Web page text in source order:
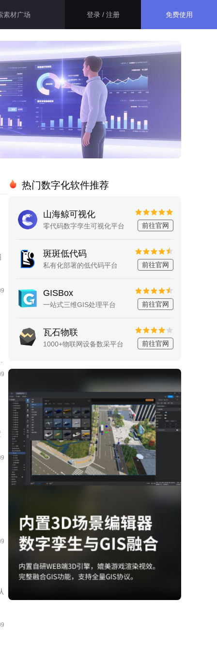
及以上版本）
入和数据处理
生态应用
GISBox
一站式三维 GIS 处理工具
斑斑低代码
完全免费的低代码平台
一站式物联网设备数据采集转发平台
轻装3D
模型轻量化处理工具
智慧医院解决方案
大屏运用了指标卡、折线图、百
分比图等组件，展示了智慧医院
资源管理和安防的相关信息，最
终得出此智慧医院综合管理平
台。
智慧医保解决方案
本系统主要面向医保管理部门，
通过数字孪生技术， 将二维数据
与三维GIS空间数据相结合，不
智慧校园解决方案
地整合了校园内各个系统的数据
源，将校园运维数据、IOT设备
数据与三维校园空间数据相融
园管理更加直观、精细，为学校
带来更先进、高效的管理方式。
智慧街区
本系统通过数字孪生技术，整合
城市空间数据相结合，对社区周
围环境以及内部物业管理和社区
观、更加精细化的社区管理，从
而能够全面提升社区管理水平。
登录 / 注册 免费使用
热门数字化软件推荐
山海鲸可视化
零代码数字孪生可视化平台 前往官网
斑斑低代码
私有化部署的低代码平台 前往官网
GISBox
一站式三维GIS处理平台 前往官网
瓦石物联
1000+物联网设备数采平台 前往官网